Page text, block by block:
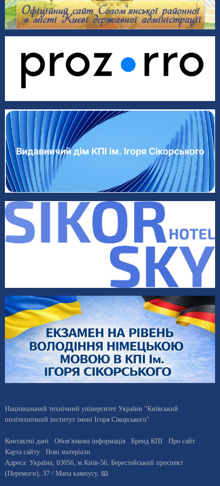
Національний технічний університет України "Київський
політехнічний інститут імені Ігоря Сікорського"
Контактні дані Обов'язкова інформація Бренд КПІ
Про сайт
Карта сайту
Нові матеріали
Адреса: Україна, 03056, м.Київ-56, Берестейський проспект
(Перемоги), 37 / Мапа кампусу, 📧